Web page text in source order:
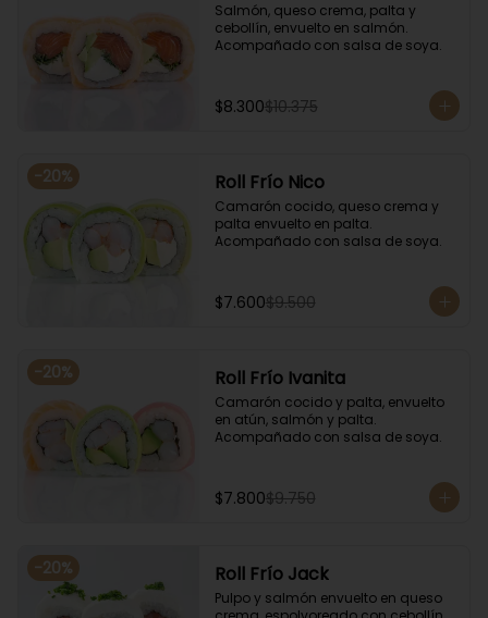
Salmón, queso crema, palta y
cebollín, envuelto en salmón.
Acompañado con salsa de soya.
$8.300$10.375
-20% Roll Frío Nico
Camarón cocido, queso crema y
palta envuelto en palta.
Acompañado con salsa de soya.
$7.600$9.500
-20% Roll Frío Ivanita
Camarón cocido y palta, envuelto
en atún, salmón y palta.
Acompañado con salsa de soya.
$7.800$9.750
-20% Roll Frío Jack
Pulpo y salmón envuelto en queso